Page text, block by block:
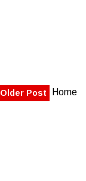
Older Post Home